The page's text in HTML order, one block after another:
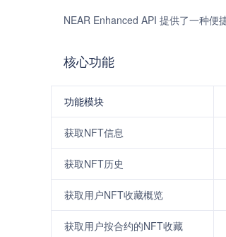
NEAR Enhanced API 提供了一种便
核心功能
功能模块
获取NFT信息
获取NFT历史
获取用户NFT收藏概览
获取用户按合约的NFT收藏